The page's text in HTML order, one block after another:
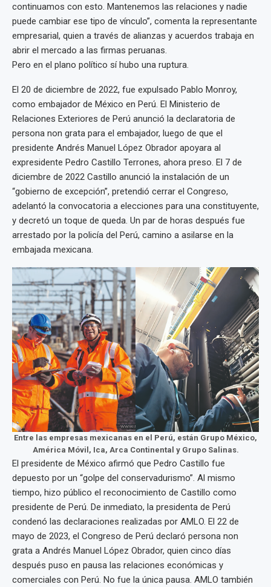
continuamos con esto. Mantenemos las relaciones y nadie
puede cambiar ese tipo de vínculo”, comenta la representante
empresarial, quien a través de alianzas y acuerdos trabaja en
abrir el mercado a las firmas peruanas.
Pero en el plano político sí hubo una ruptura.
El 20 de diciembre de 2022, fue expulsado Pablo Monroy,
como embajador de México en Perú. El Ministerio de
Relaciones Exteriores de Perú anunció la declaratoria de
persona non grata para el embajador, luego de que el
presidente Andrés Manuel López Obrador apoyara al
expresidente Pedro Castillo Terrones, ahora preso. El 7 de
diciembre de 2022 Castillo anunció la instalación de un
“gobierno de excepción”, pretendió cerrar el Congreso,
adelantó la convocatoria a elecciones para una constituyente,
y decretó un toque de queda. Un par de horas después fue
arrestado por la policía del Perú, camino a asilarse en la
embajada mexicana.
Entre las empresas mexicanas en el Perú, están Grupo México,
América Móvil, Ica, Arca Continental y Grupo Salinas.
El presidente de México afirmó que Pedro Castillo fue
depuesto por un “golpe del conservadurismo”. Al mismo
tiempo, hizo público el reconocimiento de Castillo como
presidente de Perú. De inmediato, la presidenta de Perú
condenó las declaraciones realizadas por AMLO. El 22 de
mayo de 2023, el Congreso de Perú declaró persona non
grata a Andrés Manuel López Obrador, quien cinco días
después puso en pausa las relaciones económicas y
comerciales con Perú. No fue la única pausa. AMLO también